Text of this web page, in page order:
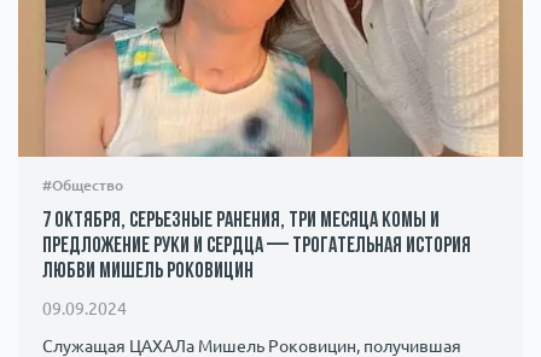
#Общество
7 октября, серьезные ранения, три месяца комы и
предложение руки и сердца — трогательная история
любви Мишель Роковицин
09.09.2024
Служащая ЦАХАЛа Мишель Роковицин, получившая